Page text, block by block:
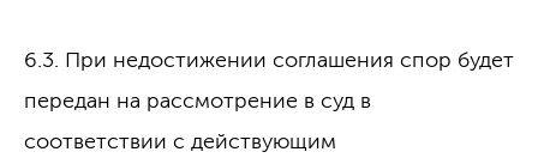
6.3. При недостижении соглашения спор будет
передан на рассмотрение в суд в
соответствии с действующим